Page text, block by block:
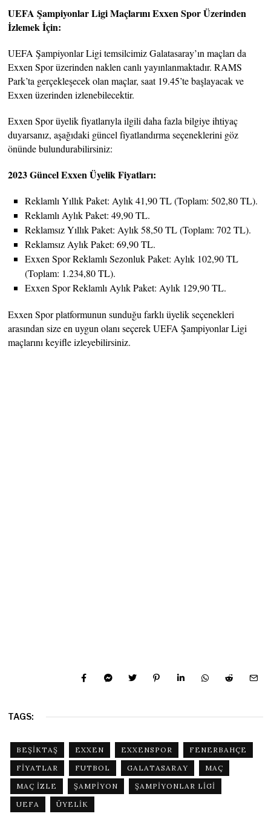
UEFA Şampiyonlar Ligi Maçlarını Exxen Spor Üzerinden
İzlemek İçin:
UEFA Şampiyonlar Ligi temsilcimiz Galatasaray’ın maçları da
Exxen Spor üzerinden naklen canlı yayınlanmaktadır. RAMS
Park’ta gerçekleşecek olan maçlar, saat 19.45’te başlayacak ve
Exxen üzerinden izlenebilecektir.
Exxen Spor üyelik fiyatlarıyla ilgili daha fazla bilgiye ihtiyaç
duyarsanız, aşağıdaki güncel fiyatlandırma seçeneklerini göz
önünde bulundurabilirsiniz:
2023 Güncel Exxen Üyelik Fiyatları:
Reklamlı Yıllık Paket: Aylık 41,90 TL (Toplam: 502,80 TL).
Reklamlı Aylık Paket: 49,90 TL.
Reklamsız Yıllık Paket: Aylık 58,50 TL (Toplam: 702 TL).
Reklamsız Aylık Paket: 69,90 TL.
Exxen Spor Reklamlı Sezonluk Paket: Aylık 102,90 TL
(Toplam: 1.234,80 TL).
Exxen Spor Reklamlı Aylık Paket: Aylık 129,90 TL.
Exxen Spor platformunun sunduğu farklı üyelik seçenekleri
arasından size en uygun olanı seçerek UEFA Şampiyonlar Ligi
maçlarını keyifle izleyebilirsiniz.
TAGS:
BEŞIKTAŞ EXXEN EXXENSPOR
FENERBAHÇE
FIYATLAR
FUTBOL GALATASARAY
MAÇ
MAÇ IZLE
ŞAMPIYON
ŞAMPIYONLAR LIGI
UEFA
ÜYELIK